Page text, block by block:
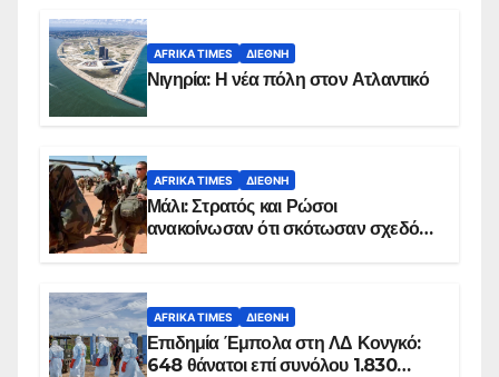
AFRIKA TIMES ΔΙΕΘΝΉ
Νιγηρία: Η νέα πόλη στον Ατλαντικό
AFRIKA TIMES ΔΙΕΘΝΉ
Μάλι: Στρατός και Ρώσοι
ανακοίνωσαν ότι σκότωσαν σχεδόν
AFRIKA TIMES ΔΙΕΘΝΉ
Επιδημία Έμπολα στη ΛΔ Κονγκό:
648 θάνατοι επί συνόλου 1.830